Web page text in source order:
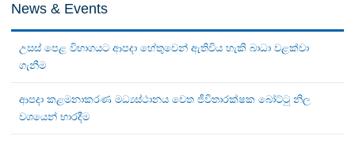
News & Events
උසස් පෙළ විභාගයට ආපදා හේතුවෙන් ඇතිවිය හැකි බාධා වළක්වා
ගැනීම
ආපදා කළමනාකරණ මධ්‍යස්ථානය වෙත ජීවිතාරක්ෂක බෝට්ටු නිල
වශයෙන් භාරදීම